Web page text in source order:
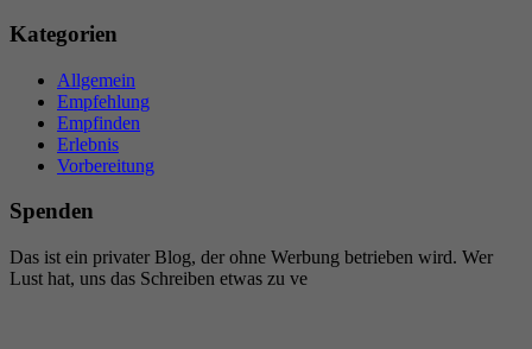
Kategorien
Allgemein
Empfehlung
Empfinden
Erlebnis
Vorbereitung
Spenden
Das ist ein privater Blog, der ohne Werbung betrieben wird. Wer
Lust hat, uns das Schreiben etwas zu ve